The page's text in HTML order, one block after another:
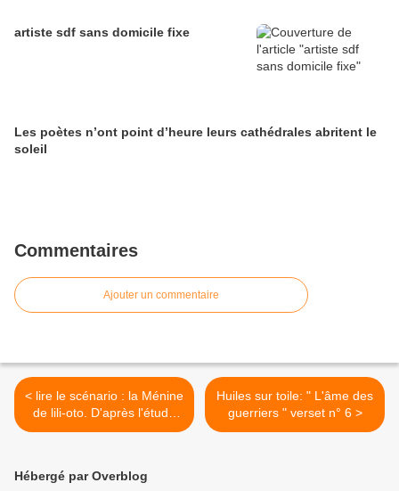
artiste sdf sans domicile fixe
Les poètes n’ont point d’heure leurs cathédrales abritent le
soleil
Commentaires
Ajouter un commentaire
< lire le scénario : la Ménine
de lili-oto. D'après l'étude
du tableau Guernica de
centre de l'art Reina Sofia à
Huiles sur toile: " L'âme des
guerriers " verset n° 6 >
Hébergé par Overblog